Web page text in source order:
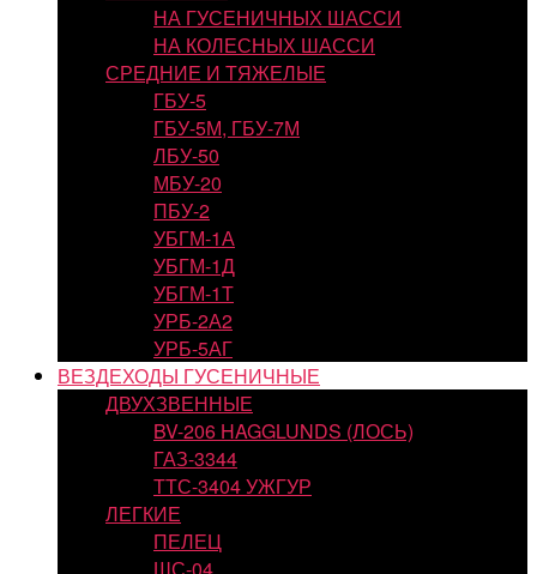
НА ГУСЕНИЧНЫХ ШАССИ
НА КОЛЕСНЫХ ШАССИ
СРЕДНИЕ И ТЯЖЕЛЫЕ
ГБУ-5
ГБУ-5М, ГБУ-7М
ЛБУ-50
МБУ-20
ПБУ-2
УБГМ-1А
УБГМ-1Д
УБГМ-1Т
УРБ-2А2
УРБ-5АГ
ВЕЗДЕХОДЫ ГУСЕНИЧНЫЕ
ДВУХЗВЕННЫЕ
BV-206 HAGGLUNDS (ЛОСЬ)
ГАЗ-3344
ТТС-3404 УЖГУР
ЛЕГКИЕ
ПЕЛЕЦ